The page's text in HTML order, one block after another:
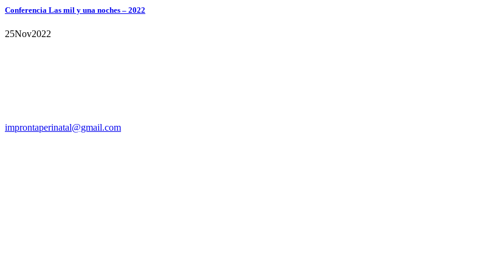
Conferencia Las mil y una noches – 2022
25Nov2022
improntaperinatal@gmail.com